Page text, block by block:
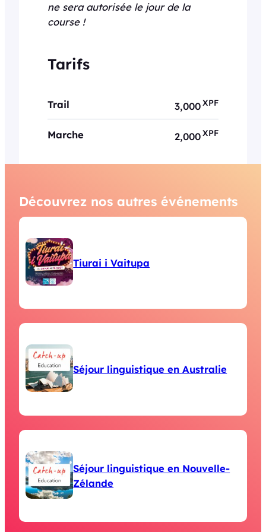
ne sera autorisée le jour de la
course !
Tarifs
Trail 3,000XPF
Marche 2,000XPF
Découvrez nos autres événements
Tiurai i Vaitupa
Séjour linguistique en Australie
Séjour linguistique en Nouvelle-
Zélande